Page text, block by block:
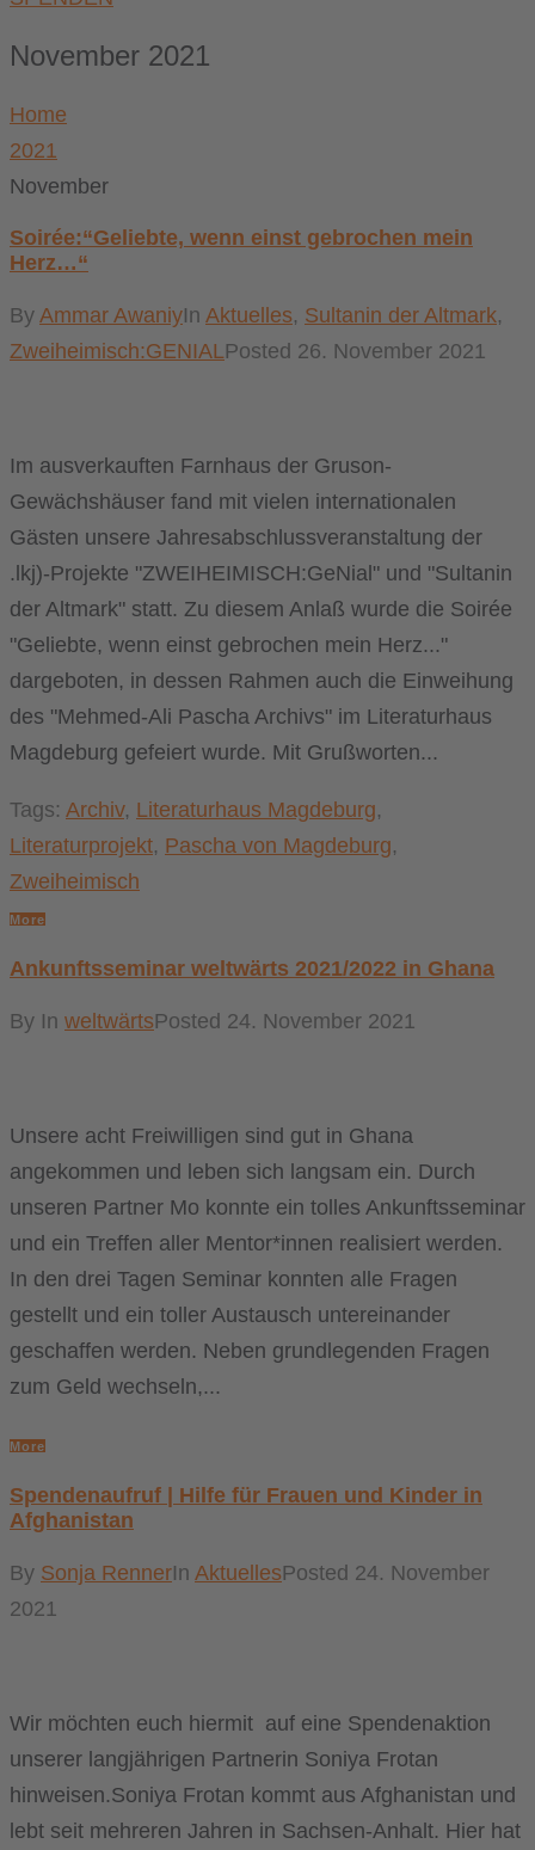
November 2021
Home
2021
November
Soirée:“Geliebte, wenn einst gebrochen mein
Herz…“
By Ammar AwaniyIn Aktuelles, Sultanin der Altmark,
Zweiheimisch:GENIALPosted 26. November 2021
Im ausverkauften Farnhaus der Gruson-
Gewächshäuser fand mit vielen internationalen
Gästen unsere Jahresabschlussveranstaltung der
.lkj)-Projekte "ZWEIHEIMISCH:GeNial" und "Sultanin
der Altmark" statt. Zu diesem Anlaß wurde die Soirée
"Geliebte, wenn einst gebrochen mein Herz..."
dargeboten, in dessen Rahmen auch die Einweihung
des "Mehmed-Ali Pascha Archivs" im Literaturhaus
Magdeburg gefeiert wurde. Mit Grußworten...
Tags: Archiv, Literaturhaus Magdeburg,
Literaturprojekt, Pascha von Magdeburg,
Zweiheimisch
More
Ankunftsseminar weltwärts 2021/2022 in Ghana
By In weltwärtsPosted 24. November 2021
Unsere acht Freiwilligen sind gut in Ghana
angekommen und leben sich langsam ein. Durch
unseren Partner Mo konnte ein tolles Ankunftsseminar
und ein Treffen aller Mentor*innen realisiert werden.
In den drei Tagen Seminar konnten alle Fragen
gestellt und ein toller Austausch untereinander
geschaffen werden. Neben grundlegenden Fragen
zum Geld wechseln,...
More
Spendenaufruf | Hilfe für Frauen und Kinder in
Afghanistan
By Sonja RennerIn AktuellesPosted 24. November
2021
Wir möchten euch hiermit auf eine Spendenaktion
unserer langjährigen Partnerin Soniya Frotan
hinweisen.Soniya Frotan kommt aus Afghanistan und
lebt seit mehreren Jahren in Sachsen-Anhalt. Hier hat